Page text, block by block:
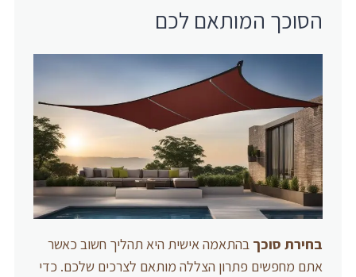
הסוכך המותאם לכם
בחירת סוכך בהתאמה אישית היא תהליך חשוב כאשר
אתם מחפשים פתרון הצללה מותאם לצרכים שלכם. כדי